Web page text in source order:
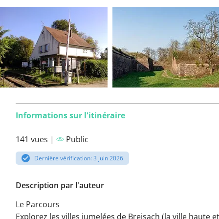
Informations sur l'itinéraire
141 vues | Public
Dernière vérification: 3 juin 2026
Description par l'auteur
Le Parcours
Explorez les villes jumelées de Breisach (la ville haute